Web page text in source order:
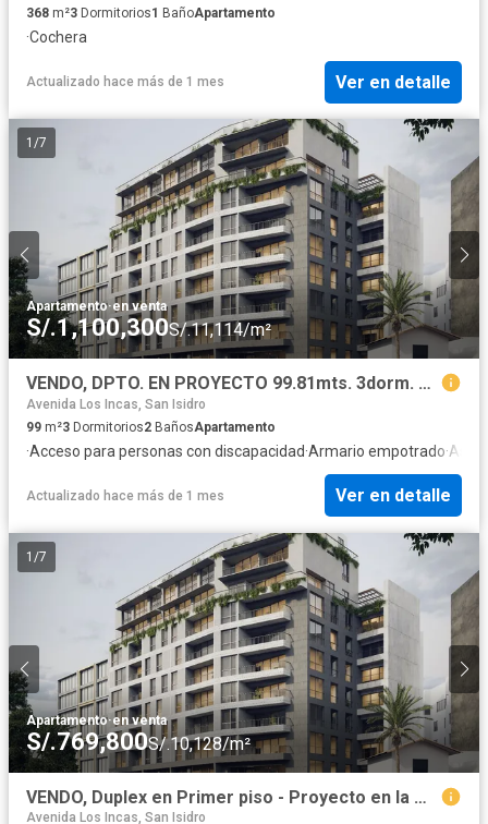
368 m²3 Dormitorios1 BañoApartamento
·Cochera
Actualizado hace más de 1 mes Ver en detalle
1 /7
Apartamento·en venta
S/.1,100,300S/.11,114/m²
VENDO, DPTO. EN PROYECTO 99.81mts. 3dorm. en La Mejor zona de Miraflores. Urb. Leuro - Cerca al Malecón
Avenida Los Incas, San Isidro
99 m²3 Dormitorios2 BañosApartamento
·Acceso para personas con discapacidad·Armario empotrado·
Actualizado hace más de 1 mes Ver en detalle
1 /7
Apartamento·en venta
S/.769,800S/.10,128/m²
VENDO, Duplex en Primer piso - Proyecto en la Mejor zona de Miraflores, Urb. Leuro
Avenida Los Incas, San Isidro